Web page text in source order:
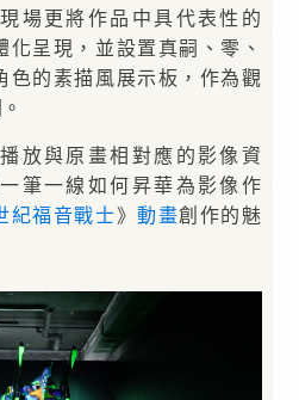
場更將作品中具代表性的
化呈現，並設置真嗣、零、
色的素描風展示板，作為觀
放與原畫相對應的影像資
筆一線如何昇華為影像作
紀福音戰士》動畫創作的魅